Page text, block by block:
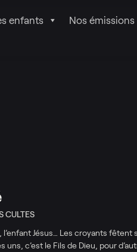
enfants Nos émissions
CULTES
Jésus… Les croyants
c’est le Fils de Dieu, pour